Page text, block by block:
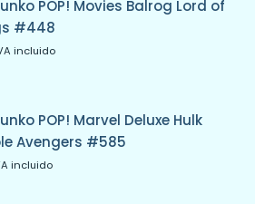
POP! Movies Balrog Lord of
#448
incluido
POP! Marvel Deluxe Hulk
Avengers #585
incluido